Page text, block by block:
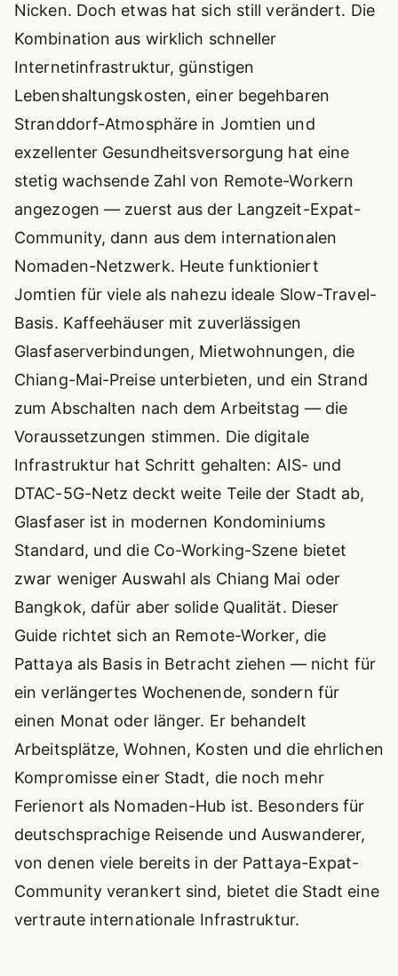
Nicken. Doch etwas hat sich still verändert. Die
Kombination aus wirklich schneller
Internetinfrastruktur, günstigen
Lebenshaltungskosten, einer begehbaren
Stranddorf-Atmosphäre in Jomtien und
exzellenter Gesundheitsversorgung hat eine
stetig wachsende Zahl von Remote-Workern
angezogen — zuerst aus der Langzeit-Expat-
Community, dann aus dem internationalen
Nomaden-Netzwerk. Heute funktioniert
Jomtien für viele als nahezu ideale Slow-Travel-
Basis. Kaffeehäuser mit zuverlässigen
Glasfaserverbindungen, Mietwohnungen, die
Chiang-Mai-Preise unterbieten, und ein Strand
zum Abschalten nach dem Arbeitstag — die
Voraussetzungen stimmen. Die digitale
Infrastruktur hat Schritt gehalten: AIS- und
DTAC-5G-Netz deckt weite Teile der Stadt ab,
Glasfaser ist in modernen Kondominiums
Standard, und die Co-Working-Szene bietet
zwar weniger Auswahl als Chiang Mai oder
Bangkok, dafür aber solide Qualität. Dieser
Guide richtet sich an Remote-Worker, die
Pattaya als Basis in Betracht ziehen — nicht für
ein verlängertes Wochenende, sondern für
einen Monat oder länger. Er behandelt
Arbeitsplätze, Wohnen, Kosten und die ehrlichen
Kompromisse einer Stadt, die noch mehr
Ferienort als Nomaden-Hub ist. Besonders für
deutschsprachige Reisende und Auswanderer,
von denen viele bereits in der Pattaya-Expat-
Community verankert sind, bietet die Stadt eine
vertraute internationale Infrastruktur.